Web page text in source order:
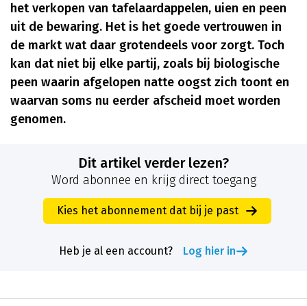
het verkopen van tafelaardappelen, uien en peen
uit de bewaring. Het is het goede vertrouwen in
de markt wat daar grotendeels voor zorgt. Toch
kan dat niet bij elke partij, zoals bij biologische
peen waarin afgelopen natte oogst zich toont en
waarvan soms nu eerder afscheid moet worden
genomen.
Dit artikel verder lezen?
Word abonnee en krijg direct toegang
Kies het abonnement dat bij je past
Heb je al een account? Log hier in